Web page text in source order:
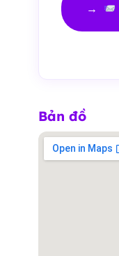
Bản đồ